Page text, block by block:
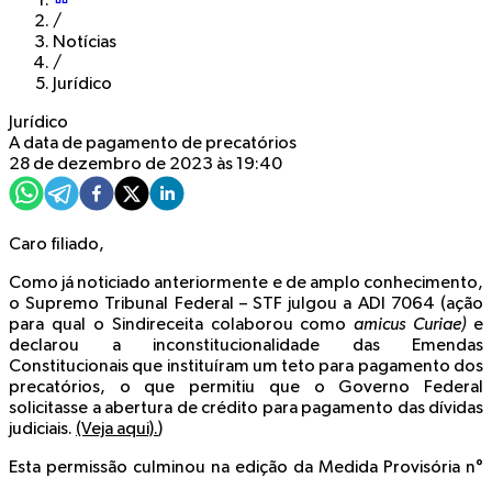
/
Notícias
/
Jurídico
Jurídico
A data de pagamento de precatórios
28 de dezembro de 2023 às 19:40
Caro filiado,
Como já noticiado anteriormente e de amplo conhecimento,
o Supremo Tribunal Federal – STF julgou a ADI 7064 (ação
para qual o Sindireceita colaborou comoamicus Curiae) e
declarou a inconstitucionalidade das Emendas
Constitucionais que instituíram um teto para pagamento dos
precatórios, o que permitiu que o Governo Federal
solicitasse a abertura de crédito para pagamento das dívidas
judiciais. (Veja aqui).)
Esta permissão culminou na edição da Medida Provisória n°